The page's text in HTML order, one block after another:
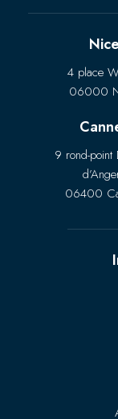
Nice
4 place
06000
9 rond-point
06400